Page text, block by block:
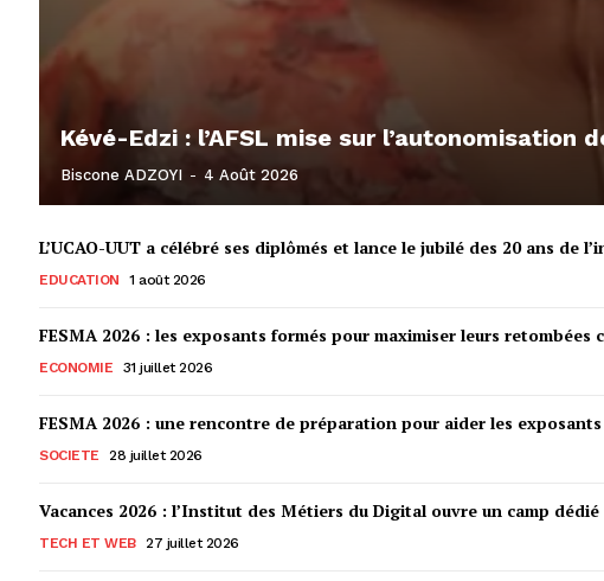
Kévé-Edzi : l’AFSL mise sur
Biscone ADZOYI - 4 Août 2026
L’UCAO-UUT a célébré ses diplômés et lance le jubilé des 20 ans de
EDUCATION 1 août 2026
FESMA 2026 : les exposants formés pour maximiser leurs retombées
ECONOMIE 31 juillet 2026
FESMA 2026 : une rencontre de préparation pour aider les
SOCIETE 28 juillet 2026
Vacances 2026 : l’Institut des Métiers du Digital ouvre un camp dédié
TECH ET WEB 27 juillet 2026